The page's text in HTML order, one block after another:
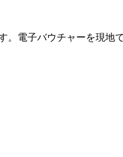
電子バウチャーを現地